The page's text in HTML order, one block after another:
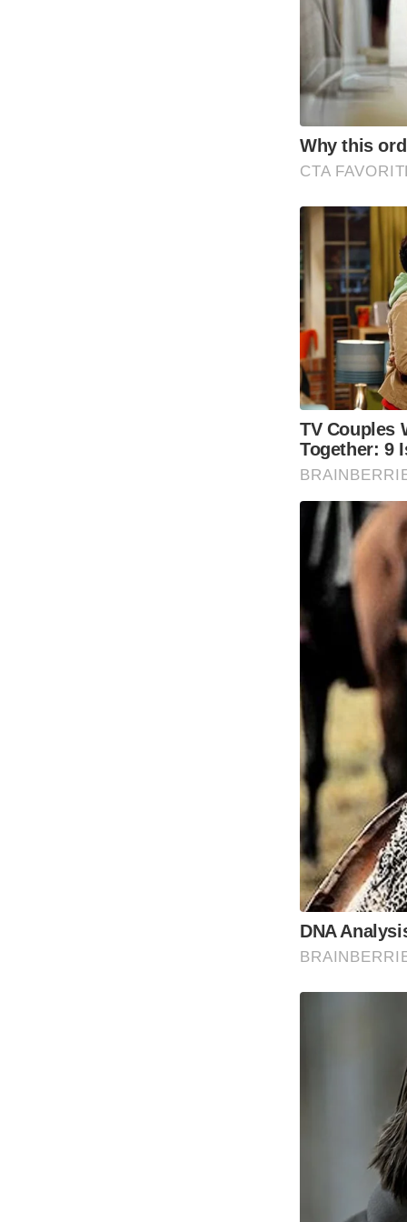
Why this
CTA
TV Couples
Together: 9
DNA